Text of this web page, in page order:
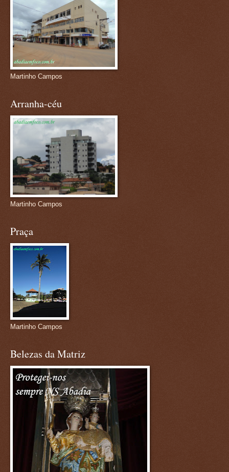
Martinho Campos
Arranha-céu
Martinho Campos
Praça
Martinho Campos
Belezas da Matriz